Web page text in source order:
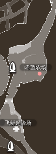
飞艇起降场
希望农场